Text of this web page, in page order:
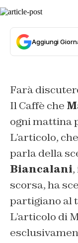
Aggiungi
Farà
Il Caffè che
ogni mattina
L’articolo,
parla della
Biancalani
scorsa, ha
partigiano al
L’articolo di